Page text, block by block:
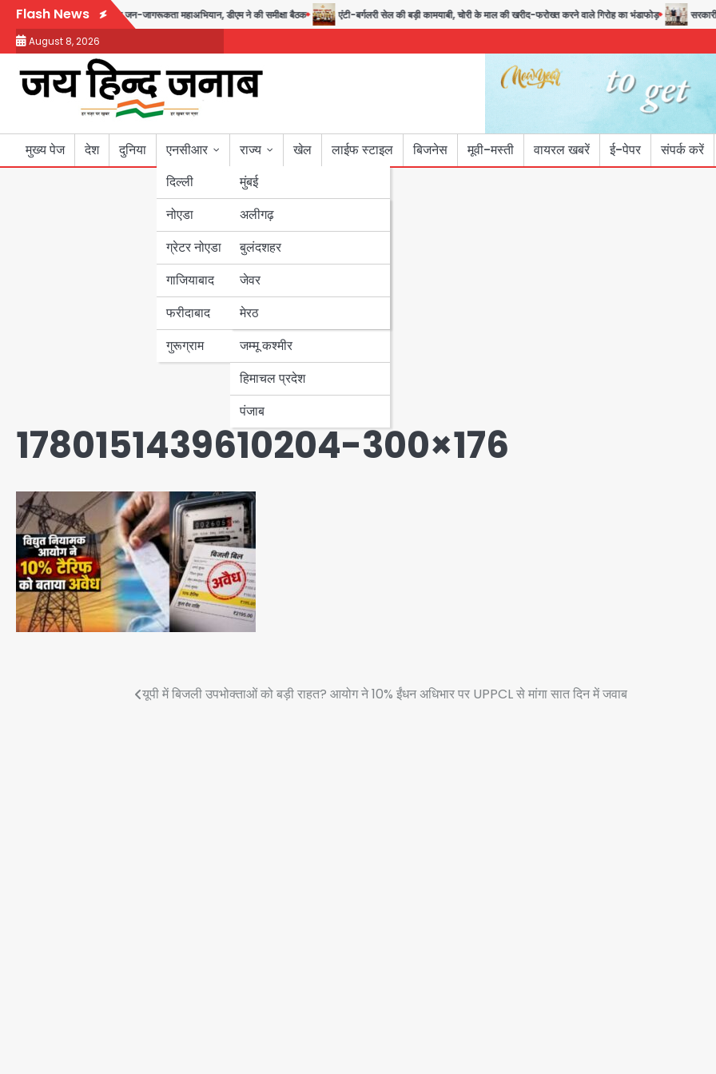
Skip
content
Flash News
17 अगस्त तक चलेगा जन-जागरूकता महाअभियान, डीएम ने की समीक्षा बैठक एंटी-बर्गलरी सेल की बड़ी कामयाबी, चोरी के माल की खरीद-फरोख्त करने वाले गिरोह का भंडाफोड़ सरकारी
August 8, 2026
मुख्य पेज देश दुनिया
एनसीआर
दिल्ली
नोएडा
ग्रेटर नोएडा
गाजियाबाद
फरीदाबाद
गुरूग्राम
राज्य
मुंबई
उत्तर प्रदेश
अलीगढ़
बुलंदशहर
जेवर
मेरठ
बिहार
पंजाब
हरियाणा
जम्मू कश्मीर
हिमाचल प्रदेश
पंजाब
खेल लाईफ स्टाइल बिजनेस मूवी-मस्ती वायरल खबरें ई-पेपर संपर्क करें
1780151439610204-300×176
यूपी में बिजली उपभोक्ताओं को बड़ी राहत? आयोग ने 10% ईंधन अधिभार पर UPPCL से मांगा सात दिन में जवाब